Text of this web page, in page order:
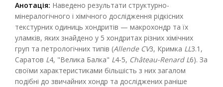
Анотація: Наведено результати структурно-
мінералогічного і хімічного дослідження рідкісних
текстурних одиниць хондритів — макрохондр та їх
уламків, яких знайдено у 5 хондритах різних хімічних
груп та петрологічних типів (Allende CV3, Кримка LL3.1,
Саратов L4, "Велика Балка" L4-5, Château-Renard L6). За
своїми характеристиками більшість з них загалом
подібні до звичайних хондр та досліджених раніше